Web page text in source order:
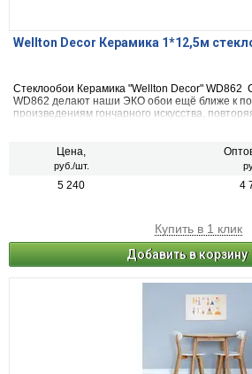
Wellton Decor Керамика 1*12,5м
Стеклообои Керамика "Wellton Decor" WD862
WD862 делают наши ЭКО обои ещё ближе к
произведениям гончарного искусства,
Цена,
руб./шт.
5 240 4
Купить в 1 клик
Добавить в корзину